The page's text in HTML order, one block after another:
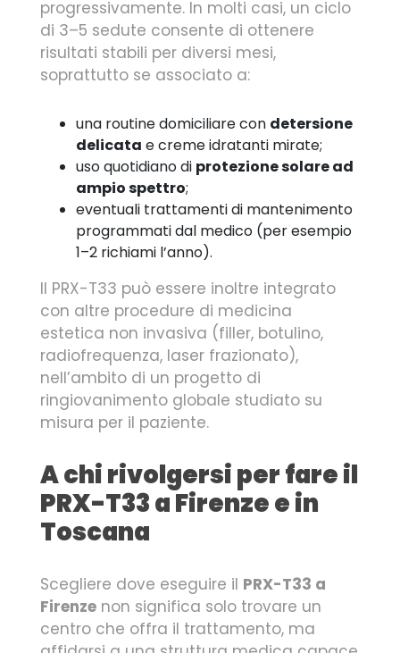
progressivamente. In molti casi, un ciclo
di 3–5 sedute consente di ottenere
risultati stabili per diversi mesi,
soprattutto se associato a:
una routine domiciliare con detersione
delicata e creme idratanti mirate;
uso quotidiano di protezione solare ad
ampio spettro;
eventuali trattamenti di mantenimento
programmati dal medico (per esempio
1–2 richiami l’anno).
Il PRX-T33 può essere inoltre integrato
con altre procedure di medicina
estetica non invasiva (filler, botulino,
radiofrequenza, laser frazionato),
nell’ambito di un progetto di
ringiovanimento globale studiato su
misura per il paziente.
A chi rivolgersi per fare il
PRX-T33 a Firenze e in
Toscana
Scegliere dove eseguire il PRX-T33 a
Firenze non significa solo trovare un
centro che offra il trattamento, ma